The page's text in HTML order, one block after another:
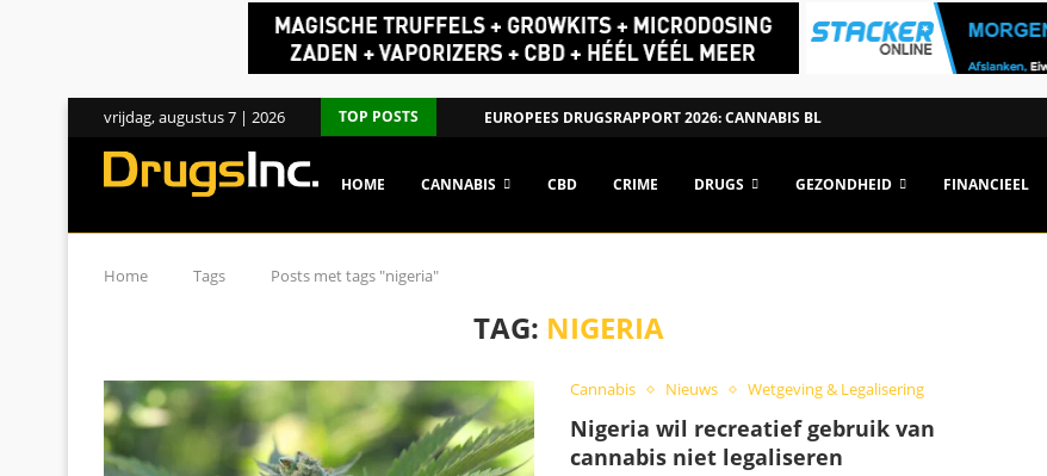
vrijdag, augustus 7 | 2026 TOP POSTS EUROPEES DRUGSRAPPORT 2026: CANNABIS BLIJFT POPULAIRSTE DRUG, MAAR...
HOME CANNABIS CBD CRIME DRUGS GEZONDHEID FINANCIEEL
Home Tags Posts met tags "nigeria"
TAG: NIGERIA
Cannabis Nieuws Wetgeving & Legalisering
Nigeria wil recreatief gebruik van
cannabis niet legaliseren